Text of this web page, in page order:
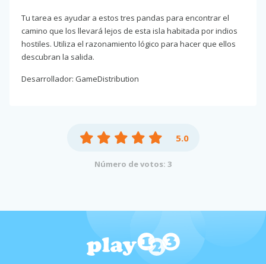
Tu tarea es ayudar a estos tres pandas para encontrar el
camino que los llevará lejos de esta isla habitada por indios
hostiles. Utiliza el razonamiento lógico para hacer que ellos
descubran la salida.
Desarrollador: GameDistribution
5.0
Número de votos: 3